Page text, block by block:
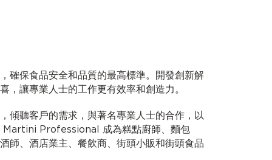
確保食品安全和品質的最高標準。開發創新解
，讓專業人士的工作更有效率和創造力。
傾聽客戶的需求，與著名專業人士的合作，以
Martini Professional 成為糕點廚師、麵包
師、酒店業主、餐飲商、街頭小販和街頭食品